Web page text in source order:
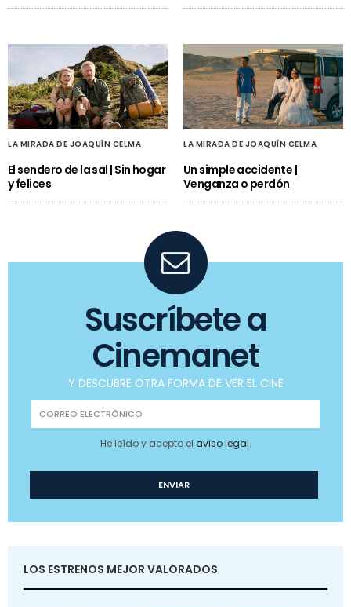
LA MIRADA DE JOAQUÍN CELMA
El sendero de la sal | Sin hogar
y felices
LA MIRADA DE JOAQUÍN CELMA
Un simple accidente |
Venganza o perdón
Suscríbete a
Cinemanet
Y DESCUBRE OTRA FORMA DE VER EL CINE
He leído y acepto el aviso legal.
LOS ESTRENOS MEJOR VALORADOS